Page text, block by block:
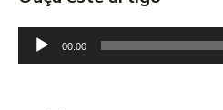
o
00:00